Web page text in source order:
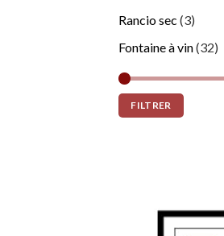
Rancio sec (3)
Fontaine à vin(32)
Prix
min
Prix
maxFILTRER